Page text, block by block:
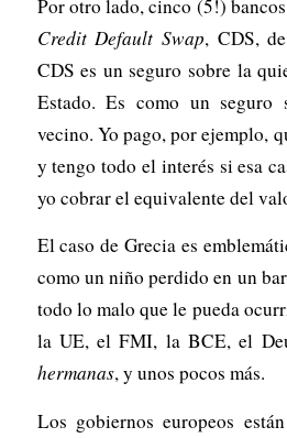
Por otro lado, cinco (5!)
Credit Default Swap, CDS,
CDS es un seguro sobre la
Estado. Es como un seguro
vecino. Yo pago, por ejemplo,
y tengo todo el interés si esa
yo cobrar el equivalente del
El caso de Grecia es
como un niño perdido en un
todo lo malo que le pueda
la UE, el FMI, la BCE, el
hermanas, y unos pocos más.
Los gobiernos europeos